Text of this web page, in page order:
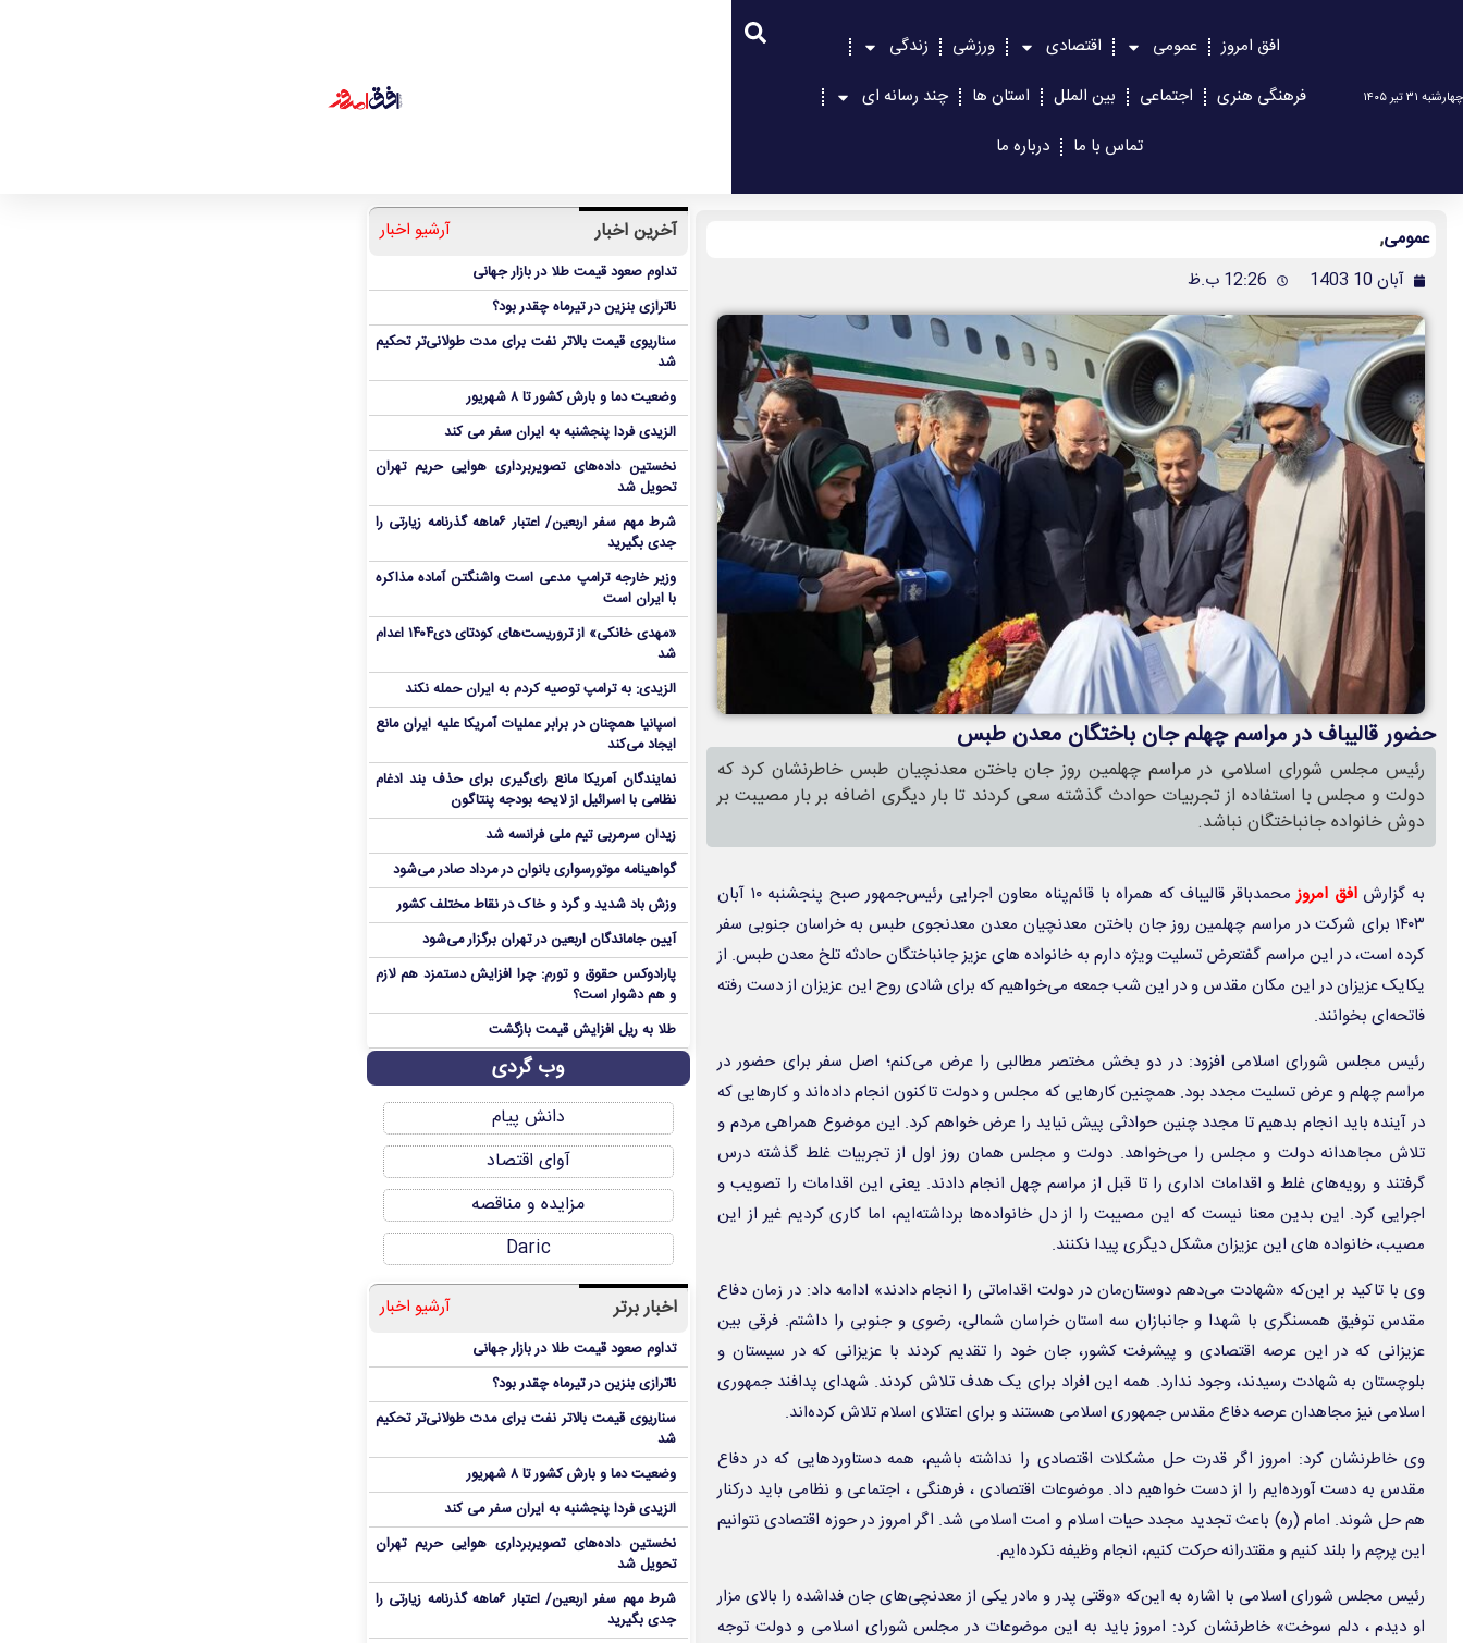
چهارشنبه ۳۱ تیر ۱۴۰۵
افق امروز عمومی اقتصادی ورزشی
زندگی
فرهنگی هنری
اجتماعی بین الملل استان ها
چند رسانه ای
تماس با ما
درباره ما
عمومی,
آبان 10 1403 12:26 ب.ظ
حضور قالیباف در مراسم چهلم جان باختگان معدن طبس
رئیس مجلس شورای اسلامی در مراسم چهلمین روز جان باختن معدنچیان طبس خاطرنشان کرد که
دولت و مجلس با استفاده از تجربیات حوادث گذشته سعی کردند تا بار دیگری اضافه بر بار مصیبت بر
دوش خانواده جانباختگان نباشد.
به گزارشافق امروز
محمدباقر قالیباف که همراه با قائم‌پناه معاون اجرایی رئیس‌جمهور صبح پنجشنبه ۱۰ آبان
۱۴۰۳ برای شرکت در مراسم چهلمین روز جان باختن معدنچیان معدن معدنجوی طبس به خراسان جنوبی سفر
کرده است، در این مراسم گفتعرض تسلیت ویژه دارم به خانواده های عزیز جانباختگان حادثه تلخ معدن طبس. از
یکایک عزیزان در این مکان مقدس و در این شب جمعه می‌خواهیم که برای شادی روح این عزیزان از دست رفته
فاتحه‌ای بخوانند.
رئیس مجلس شورای اسلامی افزود: در دو بخش مختصر مطالبی را عرض می‌کنم؛ اصل سفر برای حضور در
مراسم چهلم و عرض تسلیت مجدد بود. همچنین کارهایی که مجلس و دولت تاکنون انجام داده‌اند و کارهایی که
در آینده باید انجام بدهیم تا مجدد چنین حوادثی پیش نیاید را عرض خواهم کرد. این موضوع همراهی مردم و
تلاش مجاهدانه دولت و مجلس را می‌خواهد. دولت و مجلس همان روز اول از تجربیات غلط گذشته درس
گرفتند و رویه‌های غلط و اقدامات اداری را تا قبل از مراسم چهل انجام دادند. یعنی این اقدامات را تصویب و
اجرایی کرد. این بدین معنا نیست که این مصیبت را از دل خانواده‌ها برداشته‌ایم، اما کاری کردیم غیر از این
مصیب، خانواده های این عزیزان مشکل دیگری پیدا نکنند.
وی با تاکید بر این‌که «شهادت می‌دهم دوستان‌مان در دولت اقداماتی را انجام دادند» ادامه داد: در زمان دفاع
مقدس توفیق همسنگری با شهدا و جانبازان سه استان خراسان شمالی، رضوی و جنوبی را داشتم. فرقی بین
عزیزانی که در این عرصه اقتصادی و پیشرفت کشور، جان خود را تقدیم کردند با عزیزانی که در سیستان و
بلوچستان به شهادت رسیدند، وجود ندارد. همه این افراد برای یک هدف تلاش کردند. شهدای پدافند جمهوری
اسلامی نیز مجاهدان عرصه دفاع مقدس جمهوری اسلامی هستند و برای اعتلای اسلام تلاش کرده‌اند.
وی خاطرنشان کرد: امروز اگر قدرت حل مشکلات اقتصادی را نداشته باشیم، همه دستاوردهایی که در دفاع
مقدس به دست آورده‌ایم را از دست خواهیم داد. موضوعات اقتصادی ، فرهنگی ، اجتماعی و نظامی باید درکنار
هم حل شوند. امام (ره) باعث تجدید مجدد حیات اسلام و امت اسلامی شد. اگر امروز در حوزه اقتصادی نتوانیم
این پرچم را بلند کنیم و مقتدرانه حرکت کنیم، انجام وظیفه نکرده‌ایم.
رئیس مجلس شورای اسلامی با اشاره به این‌که «وقتی پدر و مادر یکی از معدنچی‌های جان فداشده را بالای مزار
او دیدم ، دلم سوخت» خاطرنشان کرد: امروز باید به این موضوعات در مجلس شورای اسلامی و دولت توجه
آخرین اخبار آرشیو اخبار
تداوم صعود قیمت طلا در بازار جهانی
ناترازی بنزین در تیرماه چقدر بود؟
سناریوی قیمت بالاتر نفت برای مدت طولانی‌تر تحکیم
شد
وضعیت دما و بارش کشور تا ۸ شهریور
الزیدی فردا پنجشنبه به ایران سفر می کند
نخستین داده‌های تصویربرداری هوایی حریم تهران
تحویل شد
شرط مهم سفر اربعین/ اعتبار ۶ماهه گذرنامه زیارتی را
جدی بگیرید
وزیر خارجه ترامپ مدعی است واشنگتن آماده مذاکره
با ایران است
«مهدی خانکی» از تروریست‌های کودتای دی۱۴۰۴ اعدام
شد
الزیدی: به ترامپ توصیه کردم به ایران حمله نکند
اسپانیا همچنان در برابر عملیات آمریکا علیه ایران مانع
ایجاد می‌کند
نمایندگان آمریکا مانع رای‌گیری برای حذف بند ادغام
نظامی با اسرائیل از لایحه بودجه پنتاگون
زیدان سرمربی تیم ملی فرانسه شد
گواهینامه موتورسواری بانوان در مرداد صادر می‌شود
وزش باد شدید و گرد و خاک در نقاط مختلف کشور
آیین جاماندگان اربعین در تهران برگزار می‌شود
پارادوکس حقوق و تورم: چرا افزایش دستمزد هم لازم
و هم دشوار است؟
طلا به ریل افزایش قیمت بازگشت
وب گردی
دانش پیام
آوای اقتصاد
مزایده و مناقصه
Daric
اخبار برتر آرشیو اخبار
تداوم صعود قیمت طلا در بازار جهانی
ناترازی بنزین در تیرماه چقدر بود؟
سناریوی قیمت بالاتر نفت برای مدت طولانی‌تر تحکیم
شد
وضعیت دما و بارش کشور تا ۸ شهریور
الزیدی فردا پنجشنبه به ایران سفر می کند
نخستین داده‌های تصویربرداری هوایی حریم تهران
تحویل شد
شرط مهم سفر اربعین/ اعتبار ۶ماهه گذرنامه زیارتی را
جدی بگیرید